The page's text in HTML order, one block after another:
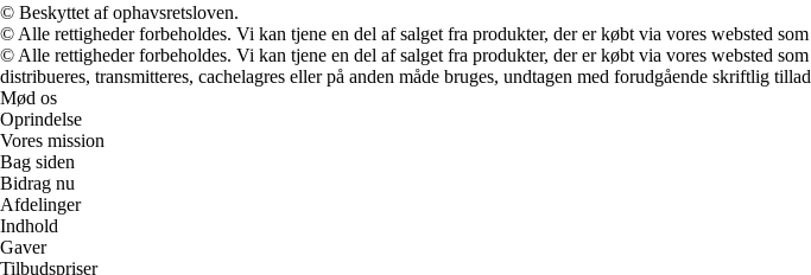
© Beskyttet af ophavsretsloven.
© Alle rettigheder forbeholdes. Vi kan tjene en del af salget fra produkter, der er købt via vores websted
© Alle rettigheder forbeholdes. Vi kan tjene en del af salget fra produkter, der er købt via vores websted
distribueres, transmitteres, cachelagres eller på anden måde bruges, undtagen med forudgående skriftlig
Mød os
Oprindelse
Vores mission
Bag siden
Bidrag nu
Afdelinger
Indhold
Gaver
Tilbudspriser